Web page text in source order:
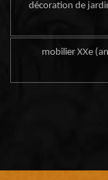
décoration de
mobilier XXe